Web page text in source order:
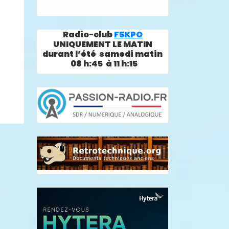
Radio-clubF5KPO
UNIQUEMENT LE MATIN
durant l’été samedi matin
08 h:45 à 11 h:15